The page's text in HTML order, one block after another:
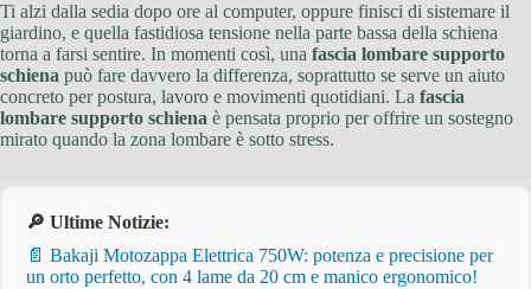
Ti alzi dalla sedia dopo ore al computer, oppure finisci di sistemare il
giardino, e quella fastidiosa tensione nella parte bassa della schiena
torna a farsi sentire. In momenti così, una fascia lombare supporto
schiena può fare davvero la differenza, soprattutto se serve un aiuto
concreto per postura, lavoro e movimenti quotidiani. La fascia
lombare supporto schiena è pensata proprio per offrire un sostegno
mirato quando la zona lombare è sotto stress.
🔎 Ultime Notizie:
📄 Bakaji Motozappa Elettrica 750W: potenza e precisione per
un orto perfetto, con 4 lame da 20 cm e manico ergonomico!